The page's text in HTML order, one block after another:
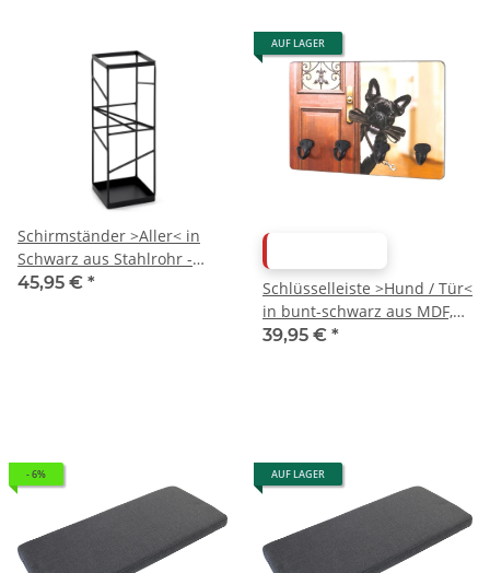
Schirmständer >Aller< in
Schwarz aus Stahlrohr -
17x49x17cm (BxHxT)
45,95 € *
AUF LAGER
Schlüsselleiste >Hund / Tür<
in bunt-schwarz aus MDF,
Metall - 30x21x5cm (BxHxT)
39,95 € *
- 6% AUF LAGER